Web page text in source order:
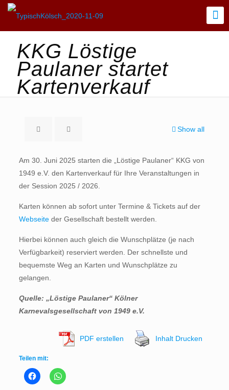
KKG Löstige
Paulaner startet
Kartenverkauf
Show all
Am 30. Juni 2025 starten die „Löstige Paulaner“ KKG von
1949 e.V. den Kartenverkauf für Ihre Veranstaltungen in
der Session 2025 / 2026.
Karten können ab sofort unter Termine & Tickets auf der
Webseiteder Gesellschaft bestellt werden.
Hierbei können auch gleich die Wunschplätze (je nach
Verfügbarkeit) reserviert werden. Der schnellste und
bequemste Weg an Karten und Wunschplätze zu
gelangen.
Quelle: „Löstige Paulaner“ Kölner
Karnevalsgesellschaft von 1949 e.V.
PDF erstellen Inhalt Drucken
Teilen mit: